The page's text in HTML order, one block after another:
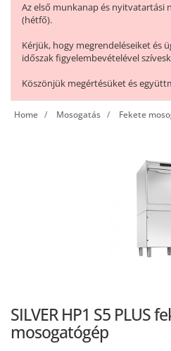
Az első munkanap és nyitvatartási
(hétfő).
Kérjük, hogy megrendeléseiket és
időszak figyelembevételével
Köszönjük megértésüket és
Home Mosogatás Fekete
SILVER HP1 S5 PLUS
mosogatógép